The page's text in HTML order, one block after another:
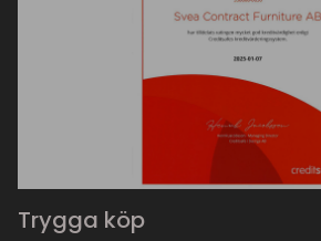
Trygga köp